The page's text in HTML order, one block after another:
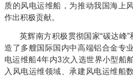
质的风电运维船，为推动我国海上
作出积极贡献。
英辉南方积极贯彻国家“碳达峰”
造了多艘国际国内中高端铝合金专
电运维船4年内3次入选世界小型船
入风电运维领域、承建风电运维船